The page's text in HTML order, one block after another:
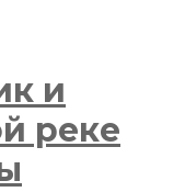
и
реке